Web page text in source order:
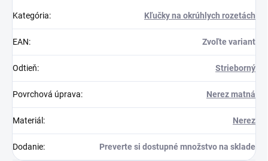
Kategória: Kľučky na okrúhlych rozetách
EAN: Zvoľte variant
Odtieň: Strieborný
Povrchová úprava: Nerez matná
Materiál : Nerez
Dodanie: Preverte si dostupné množstvo na sklade